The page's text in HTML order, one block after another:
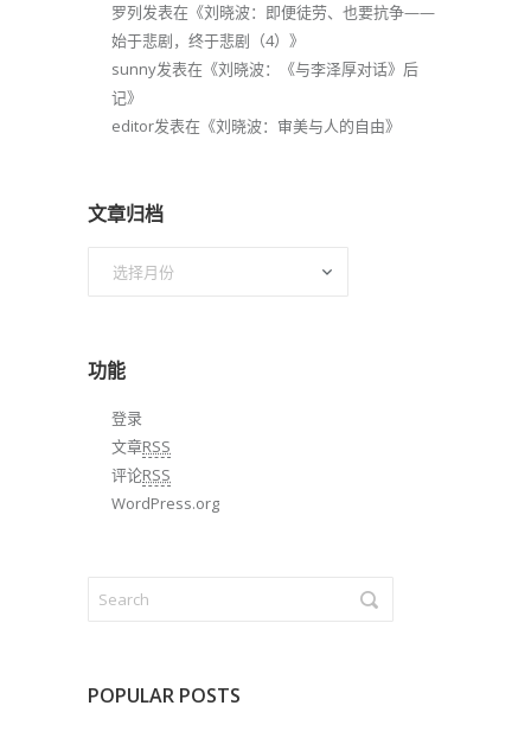
罗列发表在《刘晓波：即便徒劳、也要抗争——
始于悲剧，终于悲剧（4） 》
sunny发表在《刘晓波：《与李泽厚对话》后
记》
editor发表在《刘晓波：审美与人的自由》
文章归档
功能
登录
文章RSS
评论RSS
WordPress.org
POPULAR POSTS